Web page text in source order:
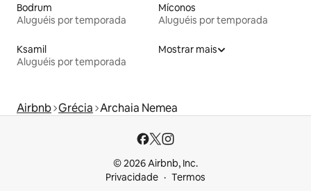
Bodrum
Aluguéis por temporada
Míconos
Aluguéis por temporada
Ksamil
Aluguéis por temporada
Mostrar mais
Airbnb Grécia Archaia Nemea
© 2026 Airbnb, Inc.
Privacidade
Termos